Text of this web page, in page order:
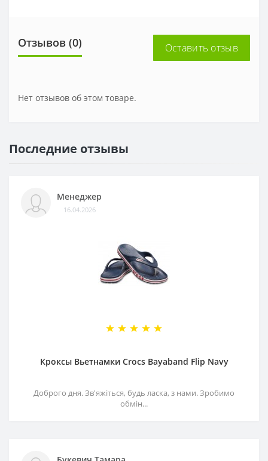
Отзывов (0) Оставить отзыв
Нет отзывов об этом товаре.
Последние отзывы
Менеджер
16.04.2026
Кроксы Вьетнамки Crocs Bayaband Flip Navy
Доброго дня. Зв'яжіться, будь ласка, з нами. Зробимо
обмін...